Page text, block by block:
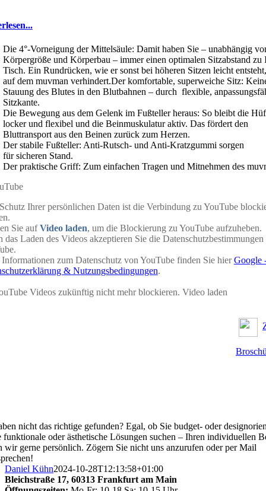
Die 4°-Vorneigung der Mittelsäule: Damit haben Sie – unabhängig
Körpergröße und Körperbau – immer einen optimalen Sitzabstand zu
Tisch. Ein Rundrücken, wie er sonst bei höheren Sitzen leicht
auf dem muvman verhindert.Der komfortable, superweiche Sitz:
Stauung des Blutes in den Blutbahnen – durch flexible,
Sitzkante.
Die Bewegung aus dem Gelenk im Fußteller heraus: So bleibt die
locker und flexibel und die Beinmuskulatur aktiv. Das fördert den
Bluttransport aus den Beinen zurück zum Herzen.
Der stabile Fußteller: Anti-Rutsch- und Anti-Kratzgummi sorgen
für sicheren Stand.
Der praktische Griff: Zum einfachen Tragen und Mitnehmen des
Ihrer persönlichen Daten ist die Verbindung zu YouTube
Sie aufVideo laden, um die Blockierung zu YouTube aufzuheben.
das Laden des Videos akzeptieren Sie die
zum Datenschutz von YouTube finden Sie hierGoogle
& Nutzungsbedingungen.
Videos zukünftig nicht mehr blockieren. Video laden
nicht das richtige gefunden? Egal, ob Sie budget- oder
funktionale oder ästhetische Lösungen suchen – Ihren individuellen
wir gerne persönlich. Zögern Sie nicht uns anzurufen oder per Mail
Daniel Kühn2024-10-28T12:13:58+01:00
Bleichstraße 17, 60313 Frankfurt am Main